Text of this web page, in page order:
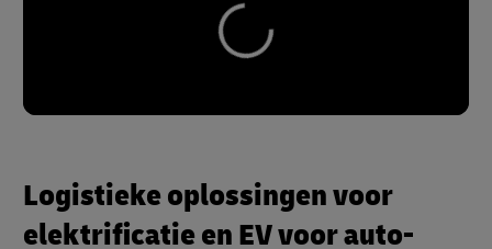
Logistieke oplossingen voor
elektrificatie en EV voor auto-